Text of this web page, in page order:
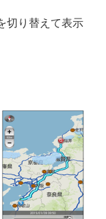
切り替えて表示